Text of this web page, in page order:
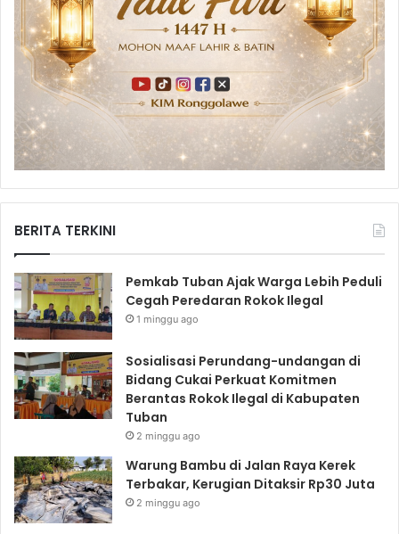
BERITA TERKINI
Pemkab Tuban Ajak Warga Lebih Peduli
Cegah Peredaran Rokok Ilegal
1 minggu ago
Sosialisasi Perundang-undangan di
Bidang Cukai Perkuat Komitmen
Berantas Rokok Ilegal di Kabupaten
Tuban
2 minggu ago
Warung Bambu di Jalan Raya Kerek
Terbakar, Kerugian Ditaksir Rp30 Juta
2 minggu ago